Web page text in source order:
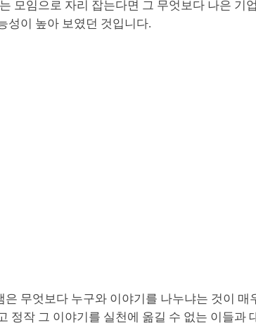
모임으로 자리 잡는다면 그 무엇보다 나은 기
성이 높아 보였던 것입니다.
은 무엇보다 누구와 이야기를 나누냐는 것이 매
정작 그 이야기를 실천에 옮길 수 없는 이들과